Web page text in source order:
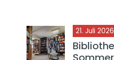
21. Juli 2026